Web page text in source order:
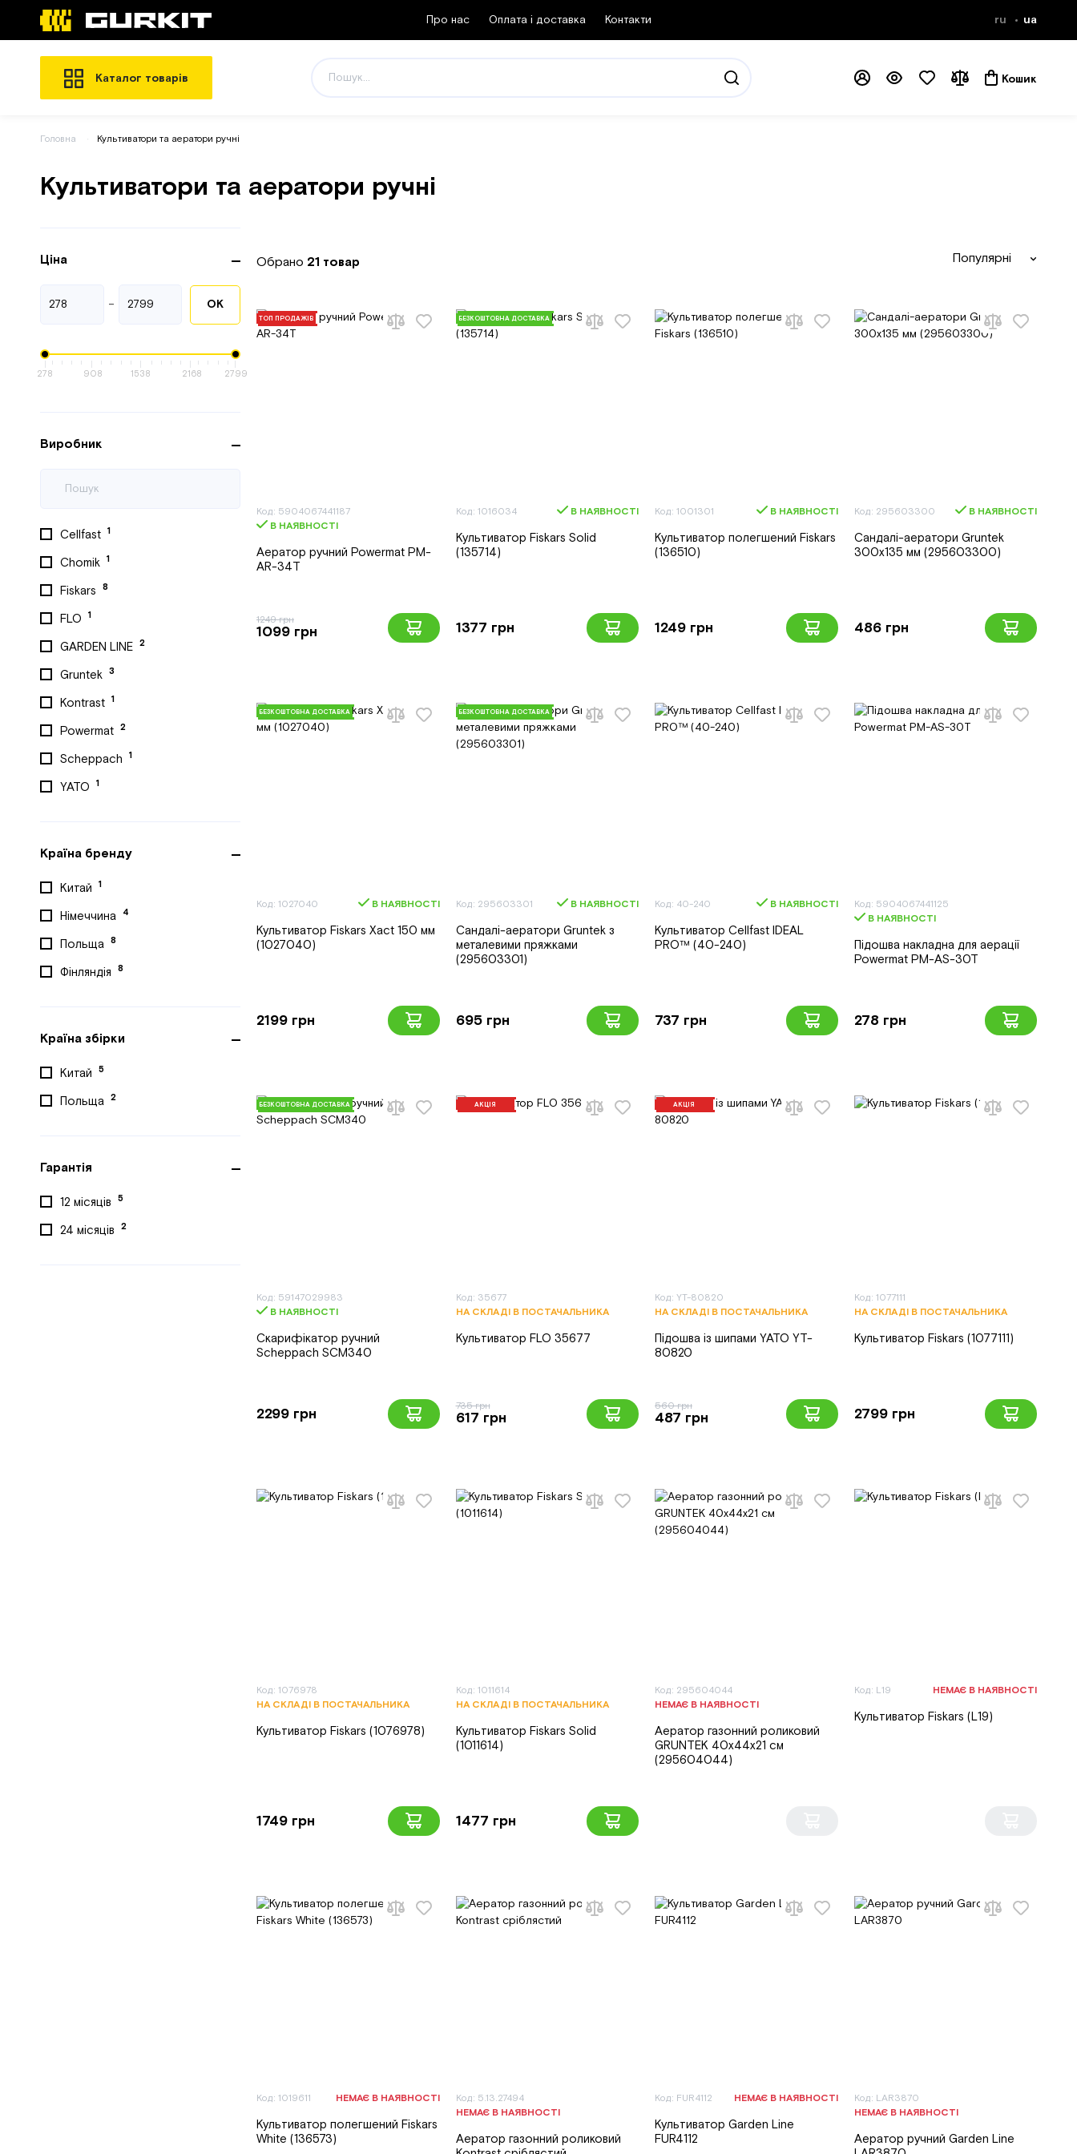
Про нас Оплата і доставка Контакти ru ua
Каталог товарів Кошик
Головна Культиватори та аератори ручні
Культиватори та аератори ручні
Ціна
- ОК
278 908 1538 2168 2799
Виробник
Cellfast 1
Chomik 1
Fiskars 8
FLO 1
GARDEN LINE 2
Gruntek 3
Kontrast 1
Powermat 2
Scheppach 1
YATO 1
Країна бренду
Китай 1
Німеччина 4
Польща 8
Фінляндія 8
Країна збірки
Китай 5
Польща 2
Гарантія
12 місяців 5
24 місяців 2
Обрано 21 товар Популярні
ТОП ПРОДАЖІВ
Код: 5904067441187
В НАЯВНОСТІ
Аератор ручний Powermat PM-
AR-34T
1249 грн
1099 грн
БЕЗКОШТОВНА ДОСТАВКА
Код: 1016034 В НАЯВНОСТІ
Культиватор Fiskars Solid
(135714)
1377 грн
Код: 1001301 В НАЯВНОСТІ
Культиватор полегшений Fiskars
(136510)
1249 грн
Код: 295603300 В НАЯВНОСТІ
Сандалі-аератори Gruntek
300х135 мм (295603300)
486 грн
БЕЗКОШТОВНА ДОСТАВКА
Код: 1027040 В НАЯВНОСТІ
Культиватор Fiskars Xact 150 мм
(1027040)
2199 грн
БЕЗКОШТОВНА ДОСТАВКА
Код: 295603301 В НАЯВНОСТІ
Сандалі-аератори Gruntek з
металевими пряжками
(295603301)
695 грн
Код: 40-240 В НАЯВНОСТІ
Культиватор Cellfast IDEAL
PRO™ (40-240)
737 грн
Код: 5904067441125
В НАЯВНОСТІ
Підошва накладна для аерації
Powermat PM-AS-30T
278 грн
БЕЗКОШТОВНА ДОСТАВКА
Код: 59147029983
В НАЯВНОСТІ
Скарифікатор ручний
Scheppach SCM340
2299 грн
АКЦІЯ
Код: 35677
НА СКЛАДІ В ПОСТАЧАЛЬНИКА
Культиватор FLO 35677
735 грн
617 грн
АКЦІЯ
Код: YT-80820
НА СКЛАДІ В ПОСТАЧАЛЬНИКА
Підошва із шипами YATO YT-
80820
560 грн
487 грн
Код: 1077111
НА СКЛАДІ В ПОСТАЧАЛЬНИКА
Культиватор Fiskars (1077111)
2799 грн
Код: 1076978
НА СКЛАДІ В ПОСТАЧАЛЬНИКА
Культиватор Fiskars (1076978)
1749 грн
Код: 1011614
НА СКЛАДІ В ПОСТАЧАЛЬНИКА
Культиватор Fiskars Solid
(1011614)
1477 грн
Код: 295604044
НЕМАЄ В НАЯВНОСТІ
Аератор газонний роликовий
GRUNTEK 40х44х21 см
(295604044)
Код: L19 НЕМАЄ В НАЯВНОСТІ
Культиватор Fiskars (L19)
Код: 1019611 НЕМАЄ В НАЯВНОСТІ
Культиватор полегшений Fiskars
White (136573)
Код: 5.13.27494
НЕМАЄ В НАЯВНОСТІ
Аератор газонний роликовий
Код: FUR4112 НЕМАЄ В НАЯВНОСТІ
Культиватор Garden Line
FUR4112
Код: LAR3870
НЕМАЄ В НАЯВНОСТІ
Аератор ручний Garden Line